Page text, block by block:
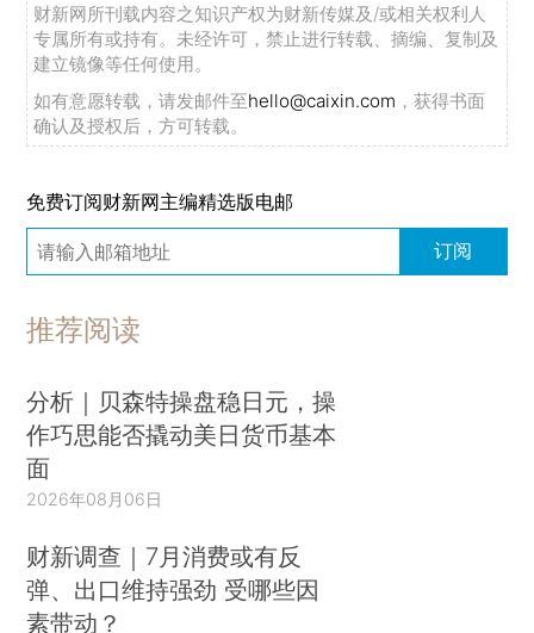
财新网所刊载内容之知识产权为财新传媒及/或相关权利人
专属所有或持有。未经许可，禁止进行转载、摘编、复制及
建立镜像等任何使用。
如有意愿转载，请发邮件至hello@caixin.com ，获得书面
确认及授权后，方可转载。
免费订阅财新网主编精选版电邮
订阅
推荐阅读
分析｜贝森特操盘稳日元，操
作巧思能否撬动美日货币基本
面
2026年08月06日
财新调查｜7月消费或有反
弹、出口维持强劲 受哪些因
素带动？